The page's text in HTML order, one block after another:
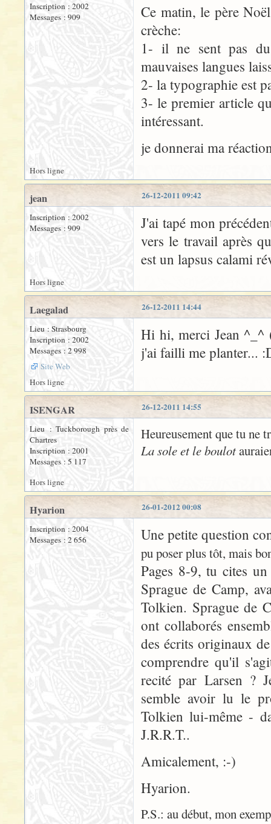
Inscription : 2002
Messages : 909
Ce matin, le père
crèche:
1- il ne sent pas du
mauvaises langues
2- la typographie est
3- le premier article
intéressant.
je donnerai ma
Hors ligne
26-12-2011 09:42
jean
Inscription : 2002
Messages : 909
J'ai tapé mon
vers le travail après
est un lapsus calami
Hors ligne
26-12-2011 14:44
Laegalad
Lieu : Strasbourg
Inscription : 2002
Messages : 2 998
Site Web
Hi hi, merci Jean ^_^
j'ai failli me planter...
Hors ligne
26-12-2011 14:55
ISENGAR
Lieu : Tuckborough près de
Chartres
Inscription : 2001
Messages : 5 117
Heureusement que tu ne
La sole et le boulot
Hors ligne
26-01-2012 00:08
Hyarion
Inscription : 2004
Messages : 2 656
Une petite question
pu poser plus tôt, mais
Pages 8-9, tu cites
Sprague de Camp,
Tolkien. Sprague de
ont collaborés
des écrits originaux
comprendre qu'il
recité par Larsen ?
semble avoir lu le
Tolkien lui-même -
J.R.R.T..
Amicalement, :-)
Hyarion.
P.S.: au début, mon